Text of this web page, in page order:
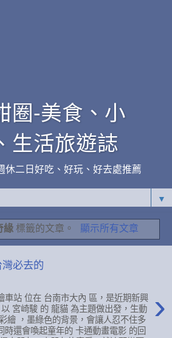
圈-美食、小
生活旅遊誌
休二日好吃、好玩、好去處推薦
▼
緣標籤的文章。 顯示所有文章
必去的
›
車站 位在 台南市大內 區，是近期新興
宮崎駿 的 龍貓 為主題做出發，生動
繪 ，墨綠色的背景，會讓人忍不住多
時還會喚起童年的 卡通動畫電影 的回